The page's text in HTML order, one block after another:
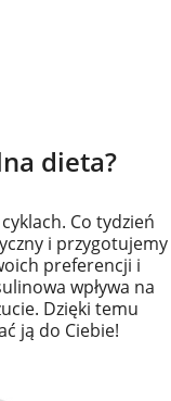
3 zł
5 zł
1,80 zł
4,50 zł
dieta?
Co tydzień
i przygotujemy
preferencji i
wpływa na
Dzięki temu
ją do Ciebie!